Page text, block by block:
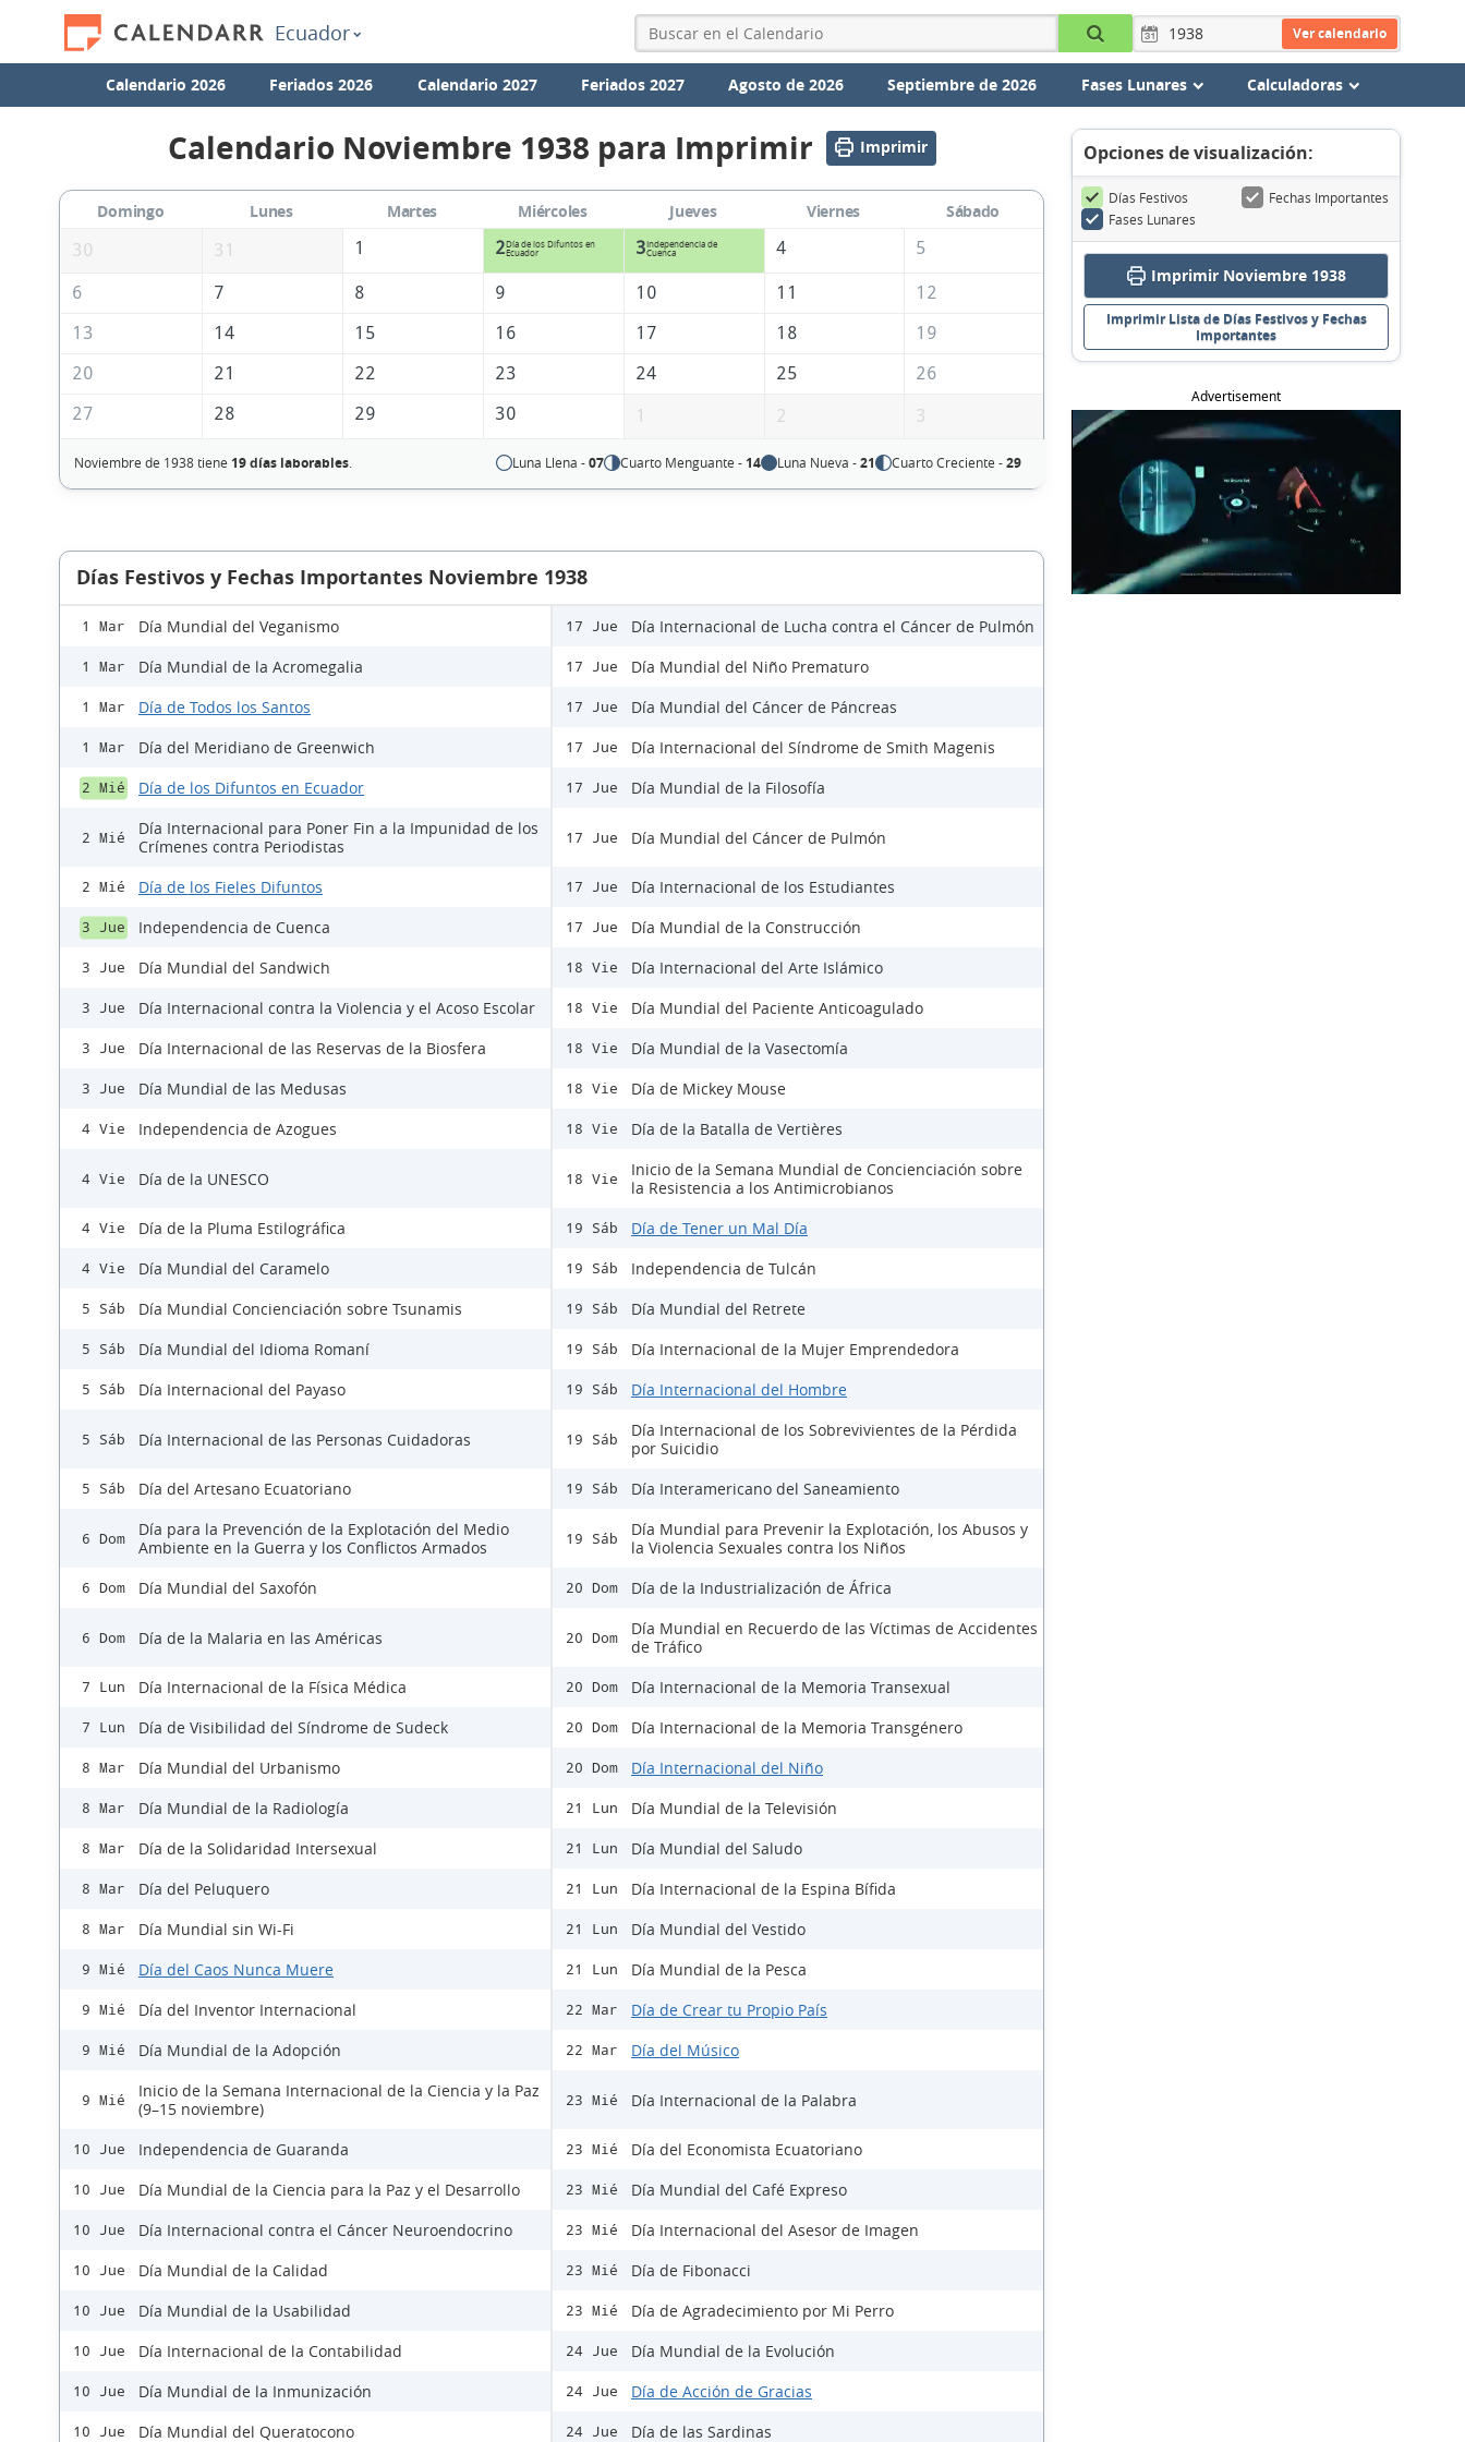
Ecuador Ver calendario
Calendario 2026 Feriados 2026 Calendario 2027 Feriados 2027 Agosto de 2026 Septiembre de 2026 Fases Lunares Calculadoras
Calendario Noviembre 1938 para Imprimir Imprimir
Domingo Lunes Martes Miércoles Jueves Viernes
Sábado
30
31 1 2Día de los Difuntos en
Ecuador
3Independencia de
Cuenca
4 5
6 7 8 9 10 11
12
13
14 15 16 17 18
19
20
21 22 23 24 25
26
27
28 29 30 1 2 3
Noviembre de 1938 tiene 19 días laborables. Luna Llena -07 Cuarto Menguante - 14 Luna Nueva -21 Cuarto Creciente -29
Días Festivos y Fechas Importantes Noviembre 1938
1 Mar Día Mundial del Veganismo
1 Mar Día Mundial de la Acromegalia
1 Mar Día de Todos los Santos
1 Mar Día del Meridiano de Greenwich
2 Mié Día de los Difuntos en Ecuador
2 Mié
Día Internacional para Poner Fin a la Impunidad de los
Crímenes contra Periodistas
2 Mié Día de los Fieles Difuntos
3 Jue Independencia de Cuenca
3 Jue Día Mundial del Sandwich
3 Jue Día Internacional contra la Violencia y el Acoso Escolar
3 Jue Día Internacional de las Reservas de la Biosfera
3 Jue Día Mundial de las Medusas
4 Vie Independencia de Azogues
4 Vie Día de la UNESCO
4 Vie Día de la Pluma Estilográfica
4 Vie Día Mundial del Caramelo
5 Sáb Día Mundial Concienciación sobre Tsunamis
5 Sáb Día Mundial del Idioma Romaní
5 Sáb Día Internacional del Payaso
5 Sáb Día Internacional de las Personas Cuidadoras
5 Sáb Día del Artesano Ecuatoriano
6 Dom
Día para la Prevención de la Explotación del Medio
Ambiente en la Guerra y los Conflictos Armados
6 Dom Día Mundial del Saxofón
6 Dom Día de la Malaria en las Américas
7 Lun Día Internacional de la Física Médica
7 Lun Día de Visibilidad del Síndrome de Sudeck
8 Mar Día Mundial del Urbanismo
8 Mar Día Mundial de la Radiología
8 Mar Día de la Solidaridad Intersexual
8 Mar Día del Peluquero
8 Mar Día Mundial sin Wi-Fi
9 Mié Día del Caos Nunca Muere
9 Mié Día del Inventor Internacional
9 Mié Día Mundial de la Adopción
9 Mié
Inicio de la Semana Internacional de la Ciencia y la Paz
(9–15 noviembre)
10 Jue Independencia de Guaranda
10 Jue Día Mundial de la Ciencia para la Paz y el Desarrollo
10 Jue Día Internacional contra el Cáncer Neuroendocrino
10 Jue Día Mundial de la Calidad
10 Jue Día Mundial de la Usabilidad
10 Jue Día Internacional de la Contabilidad
10 Jue Día Mundial de la Inmunización
10 Jue Día Mundial del Queratocono
17 Jue Día Internacional de Lucha contra el Cáncer de Pulmón
17 Jue Día Mundial del Niño Prematuro
17 Jue Día Mundial del Cáncer de Páncreas
17 Jue Día Internacional del Síndrome de Smith Magenis
17 Jue Día Mundial de la Filosofía
17 Jue Día Mundial del Cáncer de Pulmón
17 Jue Día Internacional de los Estudiantes
17 Jue Día Mundial de la Construcción
18 Vie Día Internacional del Arte Islámico
18 Vie Día Mundial del Paciente Anticoagulado
18 Vie Día Mundial de la Vasectomía
18 Vie Día de Mickey Mouse
18 Vie Día de la Batalla de Vertières
18 Vie
Inicio de la Semana Mundial de Concienciación sobre
la Resistencia a los Antimicrobianos
19 Sáb Día de Tener un Mal Día
19 Sáb Independencia de Tulcán
19 Sáb Día Mundial del Retrete
19 Sáb Día Internacional de la Mujer Emprendedora
19 Sáb Día Internacional del Hombre
19 Sáb
Día Internacional de los Sobrevivientes de la Pérdida
por Suicidio
19 Sáb Día Interamericano del Saneamiento
19 Sáb
Día Mundial para Prevenir la Explotación, los Abusos y
la Violencia Sexuales contra los Niños
20 Dom Día de la Industrialización de África
20 Dom
Día Mundial en Recuerdo de las Víctimas de Accidentes
de Tráfico
20 Dom Día Internacional de la Memoria Transexual
20 Dom Día Internacional de la Memoria Transgénero
20 Dom Día Internacional del Niño
21 Lun Día Mundial de la Televisión
21 Lun Día Mundial del Saludo
21 Lun Día Internacional de la Espina Bífida
21 Lun Día Mundial del Vestido
21 Lun Día Mundial de la Pesca
22 Mar Día de Crear tu Propio País
22 Mar Día del Músico
23 Mié Día Internacional de la Palabra
23 Mié Día del Economista Ecuatoriano
23 Mié Día Mundial del Café Expreso
23 Mié Día Internacional del Asesor de Imagen
23 Mié Día de Fibonacci
23 Mié Día de Agradecimiento por Mi Perro
24 Jue Día Mundial de la Evolución
24 Jue Día de Acción de Gracias
24 Jue Día de las Sardinas
Opciones de visualización:
Días Festivos
Fechas Importantes
Fases Lunares
Imprimir Noviembre 1938
Imprimir Lista de Días Festivos y Fechas
Importantes
Advertisement